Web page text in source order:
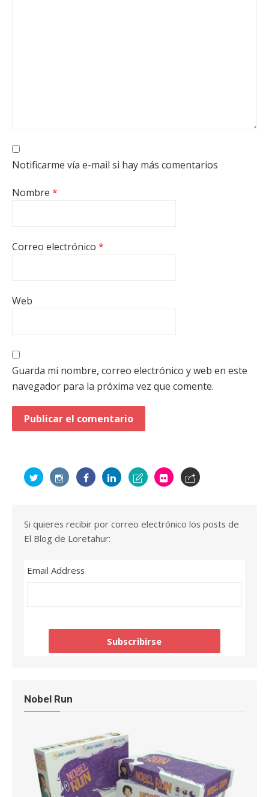
Notificarme vía e-mail si hay más comentarios
Nombre *
Correo electrónico *
Web
Guarda mi nombre, correo electrónico y web en este
navegador para la próxima vez que comente.
Si quieres recibir por correo electrónico los posts de
El Blog de Loretahur:
Email Address
Nobel Run